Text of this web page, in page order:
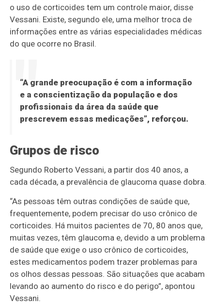
o uso de corticoides tem um controle maior, disse
Vessani. Existe, segundo ele, uma melhor troca de
informações entre as várias especialidades médicas
do que ocorre no Brasil.
“A grande preocupação é com a informação
e a conscientização da população e dos
profissionais da área da saúde que
prescrevem essas medicações”, reforçou.
Grupos de risco
Segundo Roberto Vessani, a partir dos 40 anos, a
cada década, a prevalência de glaucoma quase dobra.
“As pessoas têm outras condições de saúde que,
frequentemente, podem precisar do uso crônico de
corticoides. Há muitos pacientes de 70, 80 anos que,
muitas vezes, têm glaucoma e, devido a um problema
de saúde que exige o uso crônico de corticoides,
estes medicamentos podem trazer problemas para
os olhos dessas pessoas. São situações que acabam
levando ao aumento do risco e do perigo”, apontou
Vessani.